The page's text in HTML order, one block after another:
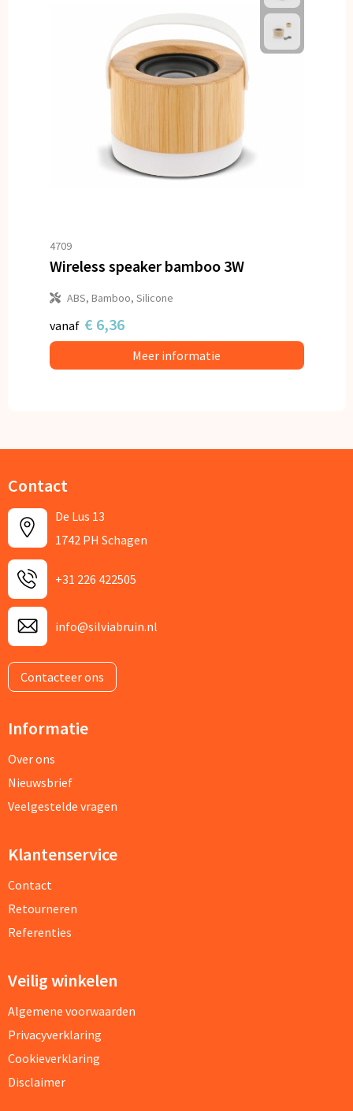
4709
Wireless speaker bamboo 3W
ABS, Bamboo, Silicone
vanaf € 6,36
Meer informatie
Contact
De Lus 13
1742 PH Schagen
+31 226 422505
info@silviabruin.nl
Contacteer ons
Informatie
Over ons
Nieuwsbrief
Veelgestelde vragen
Klantenservice
Contact
Retourneren
Referenties
Veilig winkelen
Algemene voorwaarden
Privacyverklaring
Cookieverklaring
Disclaimer